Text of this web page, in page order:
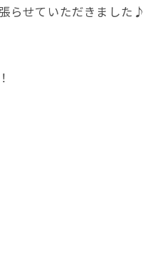
らせていただきました